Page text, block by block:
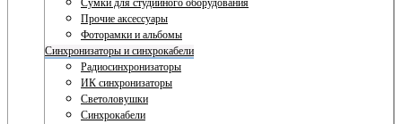
Сумки для студийного оборудования
Прочие аксессуары
Фоторамки и альбомы
Синхронизаторы и синхрокабели
Радиосинхронизаторы
ИК синхронизаторы
Светоловушки
Синхрокабели